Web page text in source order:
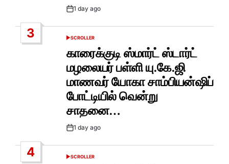
Post1 day ago
3
POSTED
SCROLLER
காரைக்குடி ஸ்மார்ட் ஸ்டார்ட்
மழலையர் பள்ளி யு.கே.ஜி
மாணவர் யோகா சாம்பியன்ஷிப்
போட்டியில் வென்று
சாதனை…
Post1 day ago
4
POSTED
SCROLLER